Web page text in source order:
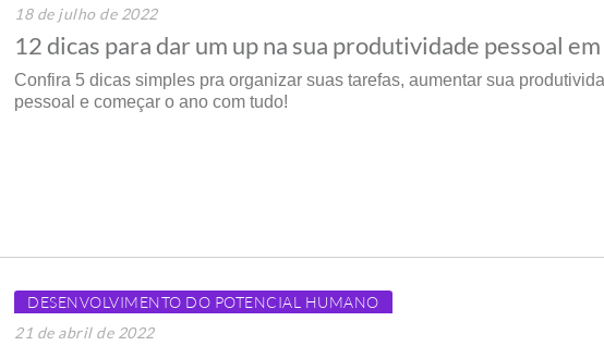
18 de julho de 2022
12 dicas para dar um up na sua produtividade pessoal
Confira 5 dicas simples pra organizar suas tarefas, aumentar sua
pessoal e começar o ano com tudo!
DESENVOLVIMENTO DO POTENCIAL HUMANO
21 de abril de 2022